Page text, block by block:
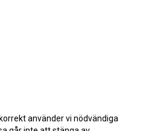
använder vi nödvändiga